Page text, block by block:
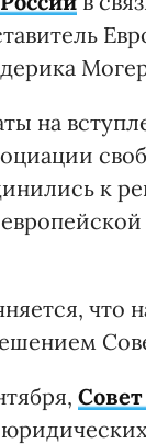
на
к
что